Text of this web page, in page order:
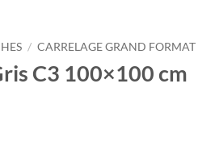
/ CARRELAGE GRAND FORMAT
C3 100×100 cm